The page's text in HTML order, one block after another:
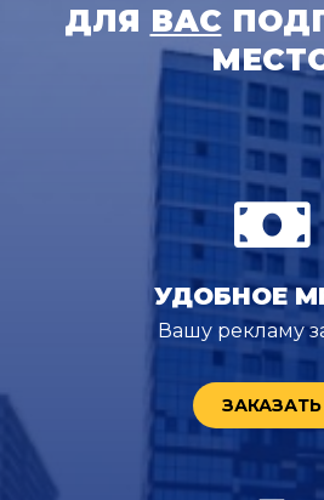
ДЛЯ ВАС
УДОБНОЕ
Вашу рекламу
ЗАКАЗАТЬ